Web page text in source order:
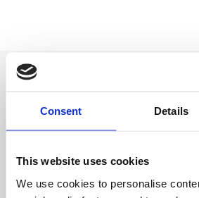
Consent Details
This website uses cookies
We use cookies to personalise
saperlo